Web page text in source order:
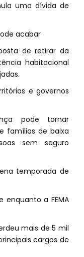
uma dívida de
acabar
de retirar da
habitacional
e governos
pode tornar
famílias de baixa
sem seguro
temporada de
enquanto a FEMA
mais de 5 mil
cargos de